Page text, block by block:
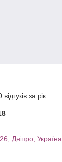
за рік
Дніпро, Україна